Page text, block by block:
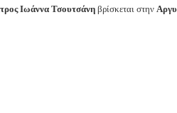
Ιωάννα Τσουτσάνη βρίσκεται στην